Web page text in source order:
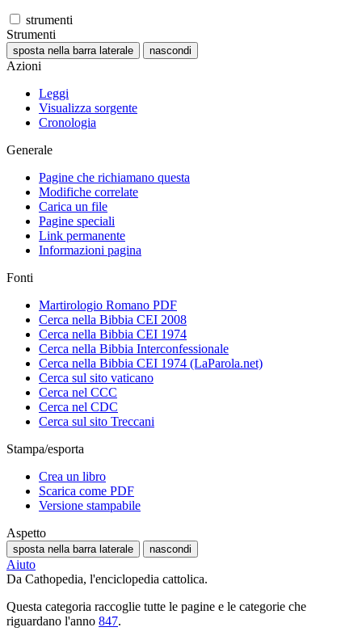
strumenti
Strumenti
sposta nella barra laterale nascondi
Azioni
Leggi
Visualizza sorgente
Cronologia
Generale
Pagine che richiamano questa
Modifiche correlate
Carica un file
Pagine speciali
Link permanente
Informazioni pagina
Fonti
Martirologio Romano PDF
Cerca nella Bibbia CEI 2008
Cerca nella Bibbia CEI 1974
Cerca nella Bibbia Interconfessionale
Cerca nella Bibbia CEI 1974 (LaParola.net)
Cerca sul sito vaticano
Cerca nel CCC
Cerca nel CDC
Cerca sul sito Treccani
Stampa/esporta
Crea un libro
Scarica come PDF
Versione stampabile
Aspetto
sposta nella barra laterale nascondi
Aiuto
Da Cathopedia, l'enciclopedia cattolica.
Questa categoria raccoglie tutte le pagine e le categorie che
riguardano l'anno 847.